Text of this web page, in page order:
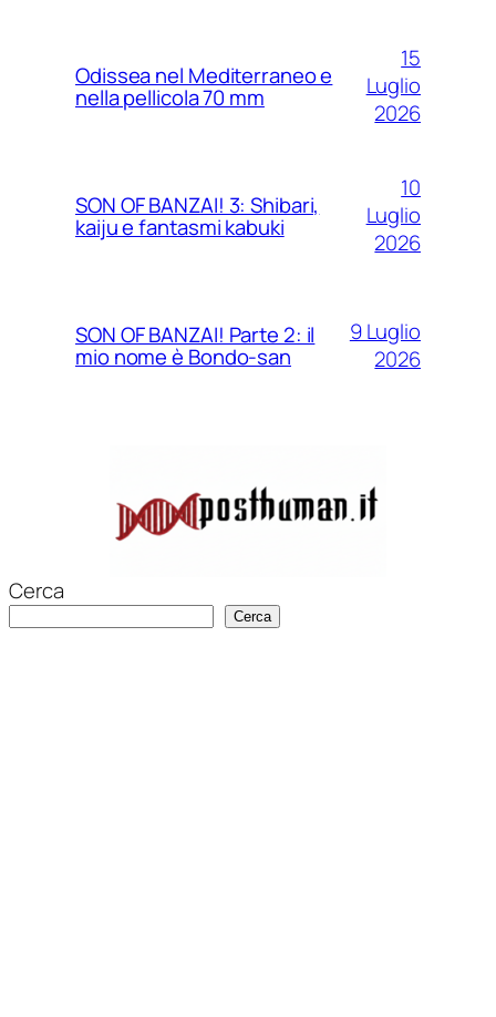
Odissea nel Mediterraneo e
nella pellicola 70 mm
15
Luglio
2026
SON OF BANZAI! 3: Shibari,
kaiju e fantasmi kabuki
10
Luglio
2026
SON OF BANZAI! Parte 2: il
mio nome è Bondo-san
9 Luglio
2026
Cerca
Cerca